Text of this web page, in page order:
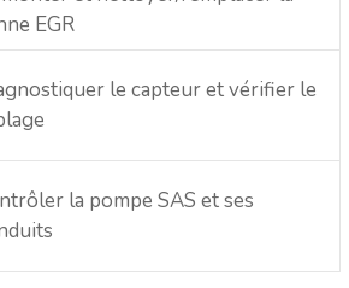
EGR
le capteur et vérifier le
la pompe SAS et ses